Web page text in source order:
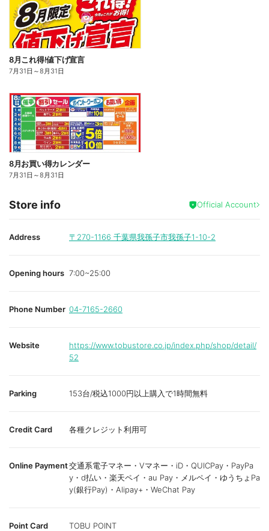
8月これ得!値下げ宣言
7月31日 ～8月31日
8月お買い得カレンダー
7月31日 ～8月31日
Store info Official Account
Address 〒270-1166 千葉県我孫子市我孫子1-10-2
Opening hours 7:00~25:00
Phone Number 04-7165-2660
Website
https://www.tobustore.co.jp/index.php/shop/detail/
52
Parking 153台/税込1000円以上購入で1時間無料
Credit Card 各種クレジット利用可
Online Payment交通系電子マネー・Vマネー・iD・QUICPay・PayPa
y・d払い・楽天ペイ・au Pay・メルペイ・ゆうちょPa
y(銀行Pay)・Alipay+・WeChat Pay
Point Card
TOBU POINT